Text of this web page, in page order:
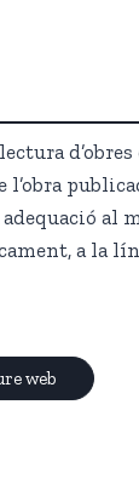
l’obra
al
a la
web